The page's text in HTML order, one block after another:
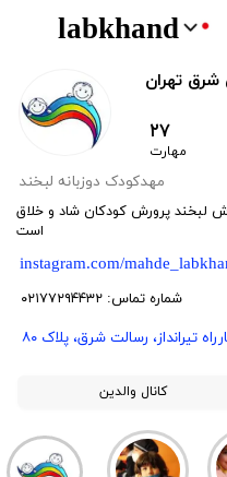
labkhand
​مهدکودک دوزبانه لبخند
تهران
لبخند پرورش کودکان شاد و خلاق
است
instagram.com/
​شماره تماس: ۰۲۱۷۷۲۹۴۴۳۲
تیرانداز، رسالت شرق، پلاک ۸۰
کانال والدین